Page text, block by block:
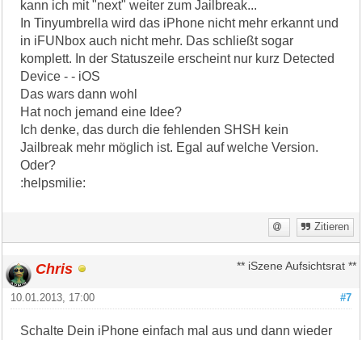
kann ich mit "next" weiter zum Jailbreak...
In Tinyumbrella wird das iPhone nicht mehr erkannt und
in iFUNbox auch nicht mehr. Das schließt sogar
komplett. In der Statuszeile erscheint nur kurz Detected
Device - - iOS
Das wars dann wohl
Hat noch jemand eine Idee?
Ich denke, das durch die fehlenden SHSH kein
Jailbreak mehr möglich ist. Egal auf welche Version.
Oder?
:helpsmilie:
Zitieren
Chris ** iSzene Aufsichtsrat **
#7
10.01.2013, 17:00
Schalte Dein iPhone einfach mal aus und dann wieder